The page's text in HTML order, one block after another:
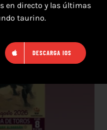
en directo y las últimas
taurino.
DESCARGA IOS